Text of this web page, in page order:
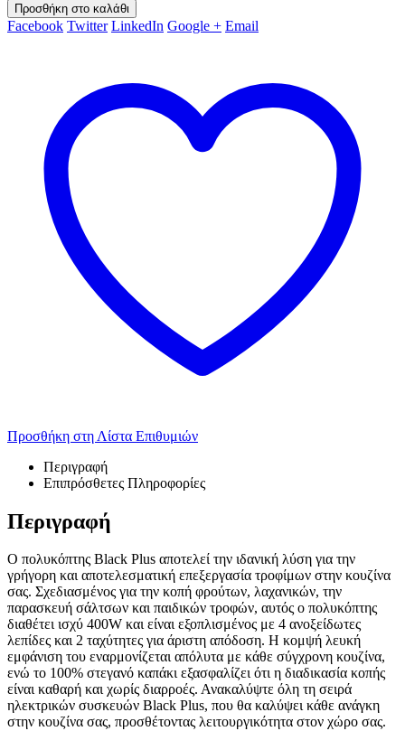
Προσθήκη στο καλάθι
Facebook Twitter LinkedIn Google + Email
Προσθήκη στη Λίστα Επιθυμιών
Περιγραφή
Επιπρόσθετες Πληροφορίες
Περιγραφή
Ο πολυκόπτης Black Plus αποτελεί την ιδανική λύση για την
γρήγορη και αποτελεσματική επεξεργασία τροφίμων στην κουζίνα
σας. Σχεδιασμένος για την κοπή φρούτων, λαχανικών, την
παρασκευή σάλτσων και παιδικών τροφών, αυτός ο πολυκόπτης
διαθέτει ισχύ 400W και είναι εξοπλισμένος με 4 ανοξείδωτες
λεπίδες και 2 ταχύτητες για άριστη απόδοση. Η κομψή λευκή
εμφάνιση του εναρμονίζεται απόλυτα με κάθε σύγχρονη κουζίνα,
ενώ το 100% στεγανό καπάκι εξασφαλίζει ότι η διαδικασία κοπής
είναι καθαρή και χωρίς διαρροές. Ανακαλύψτε όλη τη σειρά
ηλεκτρικών συσκευών Black Plus, που θα καλύψει κάθε ανάγκη
στην κουζίνα σας, προσθέτοντας λειτουργικότητα στον χώρο σας.